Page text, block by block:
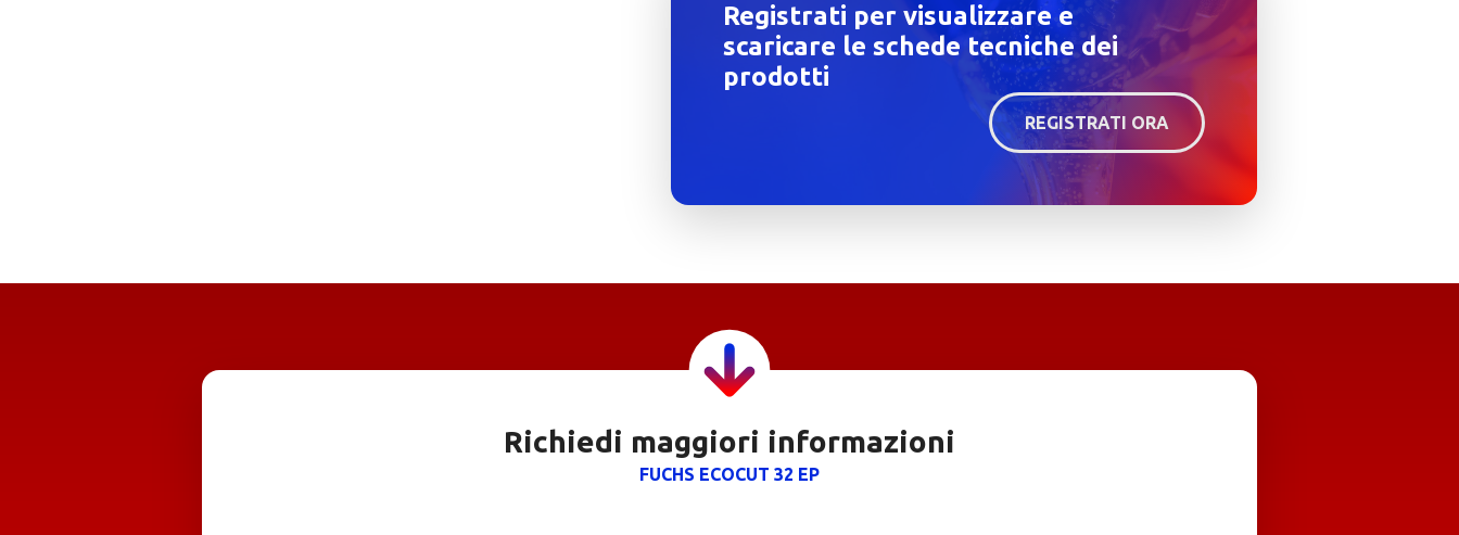
Registrati per visualizzare e
scaricare le schede tecniche dei
prodotti
REGISTRATI ORA
Richiedi maggiori informazioni
FUCHS ECOCUT 32 EP